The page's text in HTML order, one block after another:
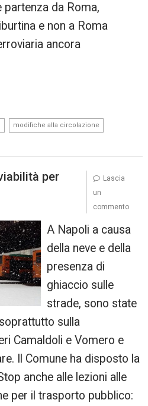
partenza da Roma,
e non a Roma
ancora
modifiche alla circolazione
per
A Napoli a causa
della neve e della
presenza di
ghiaccio sulle
strade, sono state
sulla
Camaldoli e Vomero e
Il Comune ha disposto la
anche alle lezioni alle
per il trasporto pubblico:
Lascia
un
commento